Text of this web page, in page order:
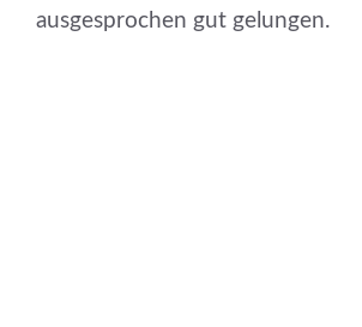
ausgesprochen gut gelungen.